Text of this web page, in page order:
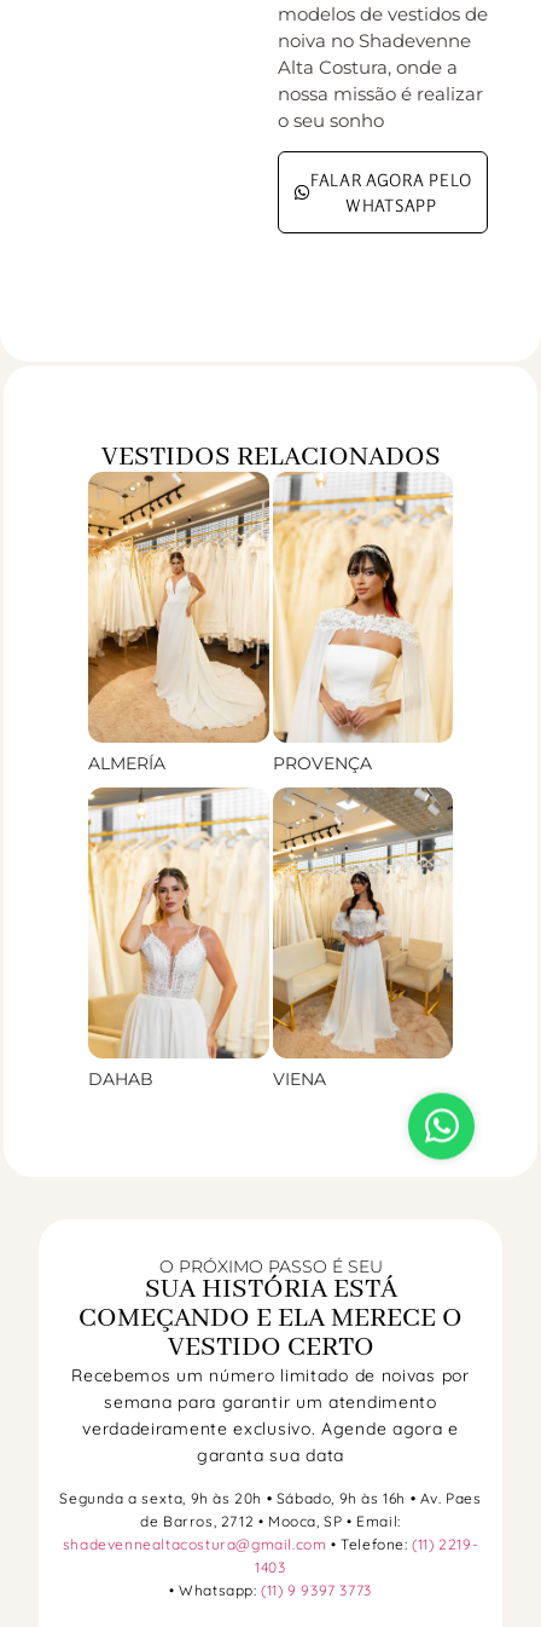
modelos de vestidos de
noiva no Shadevenne
Alta Costura, onde a
nossa missão é realizar
o seu sonho
FALAR AGORA PELO
WHATSAPP
VESTIDOS RELACIONADOS
ALMERÍA PROVENÇA
DAHAB VIENA
O PRÓXIMO PASSO É SEU
SUA HISTÓRIA ESTÁ
COMEÇANDO E ELA MERECE O
VESTIDO CERTO
Recebemos um número limitado de noivas por
semana para garantir um atendimento
verdadeiramente exclusivo. Agende agora e
garanta sua data
Segunda a sexta, 9h às 20h • Sábado, 9h às 16h • Av. Paes
de Barros, 2712 • Mooca, SP • Email:
shadevennealtacostura@gmail.com • Telefone:(11) 2219-
1403
• Whatsapp:(11) 9 9397 3773